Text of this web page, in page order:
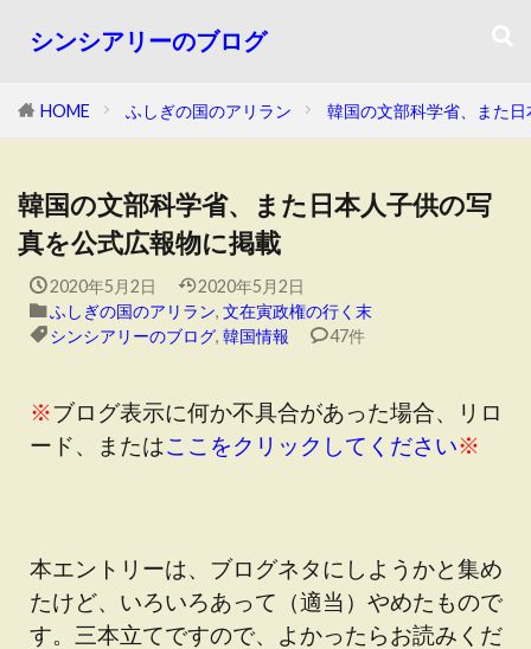
シンシアリーのブログ
HOME ふしぎの国のアリラン 韓国の文部科学省、また
韓国の文部科学省、また日本人子供の写
真を公式広報物に掲載
2020年5月2日
2020年5月2日
ふしぎの国のアリラン, 文在寅政権の行く末
シンシアリーのブログ, 韓国情報 47件
※ブログ表示に何か不具合があった場合、リロ
ード、またはここをクリックしてください※
本エントリーは、ブログネタにしようかと集め
たけど、いろいろあって（適当）やめたもので
す。三本立てですので、よかったらお読みくだ